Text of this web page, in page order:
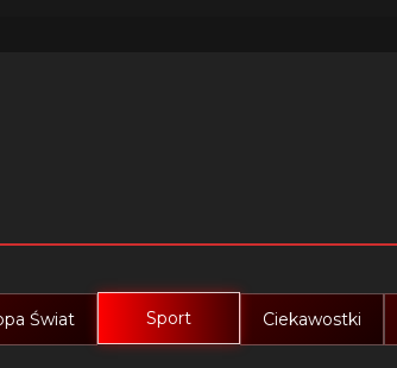
Świat Sport Ciekawostki